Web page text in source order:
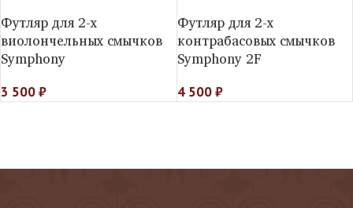
Футляр для 2-х
виолончельных смычков
Symphony
3 500₽
Футляр для 2-х
контрабасовых смычков
Symphony 2F
4 500₽